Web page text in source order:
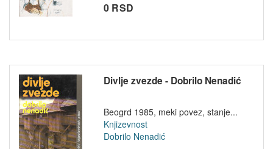
0 RSD
Divlje zvezde - Dobrilo Nenadić
Beogrd 1985, meki povez, stanje...
Knjizevnost
Dobrilo Nenadić